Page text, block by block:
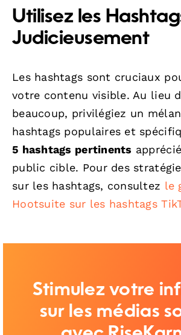
Utilisez les
Judicieusement
Les hashtags sont cruciaux
votre contenu visible. Au lieu
beaucoup, privilégiez un
hashtags populaires et
5 hashtags pertinents
public cible. Pour des
sur les hashtags, consultez le
Hootsuite sur les hashtags
Stimulez votre
sur les médias